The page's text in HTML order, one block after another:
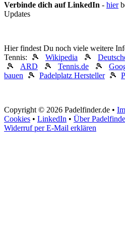
Verbinde dich auf LinkedIn - hier
Updates
Hier findest Du noch viele weitere
Tennis: 🎾 Wikipedia 🎾
🎾 ARD 🎾 Tennis.de 🎾
bauen 🎾 Padelplatz Hersteller🎾
Copyright © 2026 Padelfinder.de •
Cookies • LinkedIn • Über
Widerruf per E-Mail erklären